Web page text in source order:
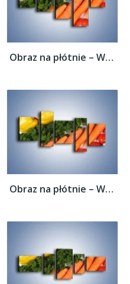
Obraz na płótnie – Warzywny porządek –...
Obraz na płótnie – Warzywny porządek –...